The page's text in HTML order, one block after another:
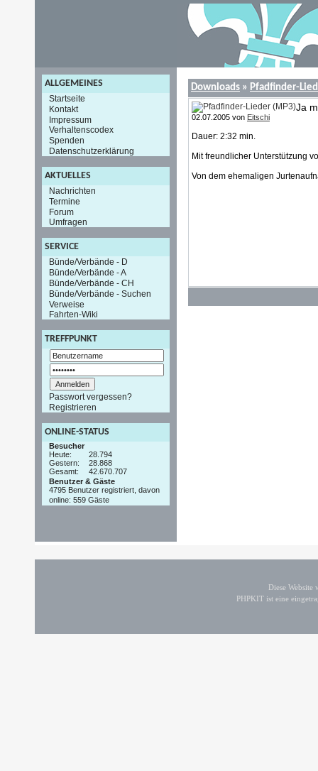
ALLGEMEINES
Startseite
Kontakt
Impressum
Verhaltenscodex
Spenden
Datenschutzerklärung
AKTUELLES
Nachrichten
Termine
Forum
Umfragen
SERVICE
Bünde/Verbände - D
Bünde/Verbände - A
Bünde/Verbände - CH
Bünde/Verbände - Suchen
Verweise
Fahrten-Wiki
TREFFPUNKT
Passwort vergessen?
Registrieren
ONLINE-STATUS
Besucher
Heute:
28.794
Gestern:
28.868
Gesamt:
42.670.707
Benutzer & Gäste
4795 Benutzer registriert, davon
online: 559 Gäste
Downloads » Pfadfinder-
Ja
02.07.2005 von Eitschi
Dauer: 2:32 min.
Mit freundlicher Unterstützung
Von dem ehemaligen
Diese
PHPKIT ist eine